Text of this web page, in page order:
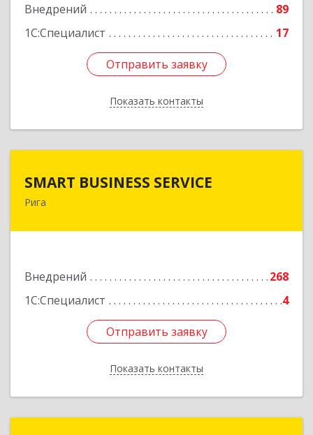
Внедрений
89
1С:Специалист
17
Отправить заявку
Показать контакты
Отправить заявку
Назад
SMART BUSINESS SERVICE
Рига
Внедрений
268
1С:Специалист
4
Отправить заявку
Показать контакты
Отправить заявку
Назад